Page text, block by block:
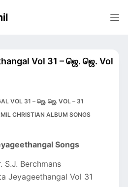
Vol 31 – ஜெ. ஜெ. Vol
VOL 31 – ஜெ. ஜெ. VOL – 31
CHRISTIAN ALBUM SONGS
Songs
S.J. Berchmans
Jeyageethangal Vol 31